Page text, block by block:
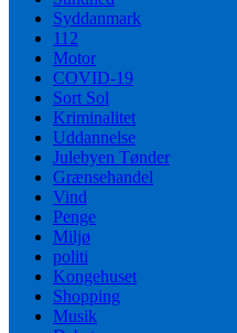
Syddanmark
112
Motor
COVID-19
Sort Sol
Kriminalitet
Uddannelse
Julebyen Tønder
Grænsehandel
Vind
Penge
Miljø
politi
Kongehuset
Shopping
Musik